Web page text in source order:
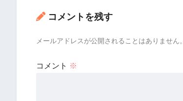
コメントを残す
メールアドレスが公開されることはありません。
コメント ※